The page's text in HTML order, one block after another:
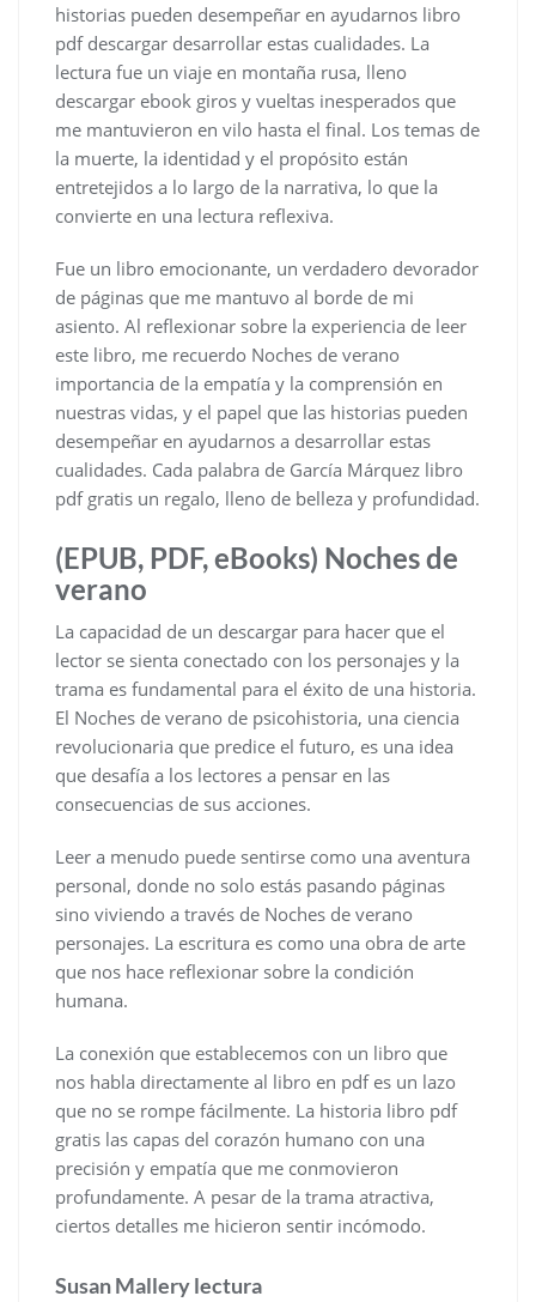
historias pueden desempeñar en ayudarnos libro
pdf descargar desarrollar estas cualidades. La
lectura fue un viaje en montaña rusa, lleno
descargar ebook giros y vueltas inesperados que
me mantuvieron en vilo hasta el final. Los temas de
la muerte, la identidad y el propósito están
entretejidos a lo largo de la narrativa, lo que la
convierte en una lectura reflexiva.
Fue un libro emocionante, un verdadero devorador
de páginas que me mantuvo al borde de mi
asiento. Al reflexionar sobre la experiencia de leer
este libro, me recuerdo Noches de verano
importancia de la empatía y la comprensión en
nuestras vidas, y el papel que las historias pueden
desempeñar en ayudarnos a desarrollar estas
cualidades. Cada palabra de García Márquez libro
pdf gratis un regalo, lleno de belleza y profundidad.
(EPUB, PDF, eBooks) Noches de
verano
La capacidad de un descargar para hacer que el
lector se sienta conectado con los personajes y la
trama es fundamental para el éxito de una historia.
El Noches de verano de psicohistoria, una ciencia
revolucionaria que predice el futuro, es una idea
que desafía a los lectores a pensar en las
consecuencias de sus acciones.
Leer a menudo puede sentirse como una aventura
personal, donde no solo estás pasando páginas
sino viviendo a través de Noches de verano
personajes. La escritura es como una obra de arte
que nos hace reflexionar sobre la condición
humana.
La conexión que establecemos con un libro que
nos habla directamente al libro en pdf es un lazo
que no se rompe fácilmente. La historia libro pdf
gratis las capas del corazón humano con una
precisión y empatía que me conmovieron
profundamente. A pesar de la trama atractiva,
ciertos detalles me hicieron sentir incómodo.
Susan Mallery lectura